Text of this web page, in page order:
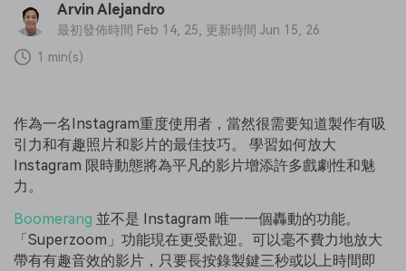
Arvin Alejandro
最初發佈時間 Feb 14, 25, 更新時間 Jun 15, 26
1 min(s)
作為一名Instagram重度使用者，當然很需要知道製作有吸
引力和有趣照片和影片的最佳技巧。 學習如何放大
Instagram 限時動態將為平凡的影片增添許多戲劇性和魅
力。
Boomerang 並不是 Instagram 唯一一個轟動的功能。
「Superzoom」功能現在更受歡迎。可以毫不費力地放大
帶有有趣音效的影片，只要長按錄製鍵三秒或以上時間即